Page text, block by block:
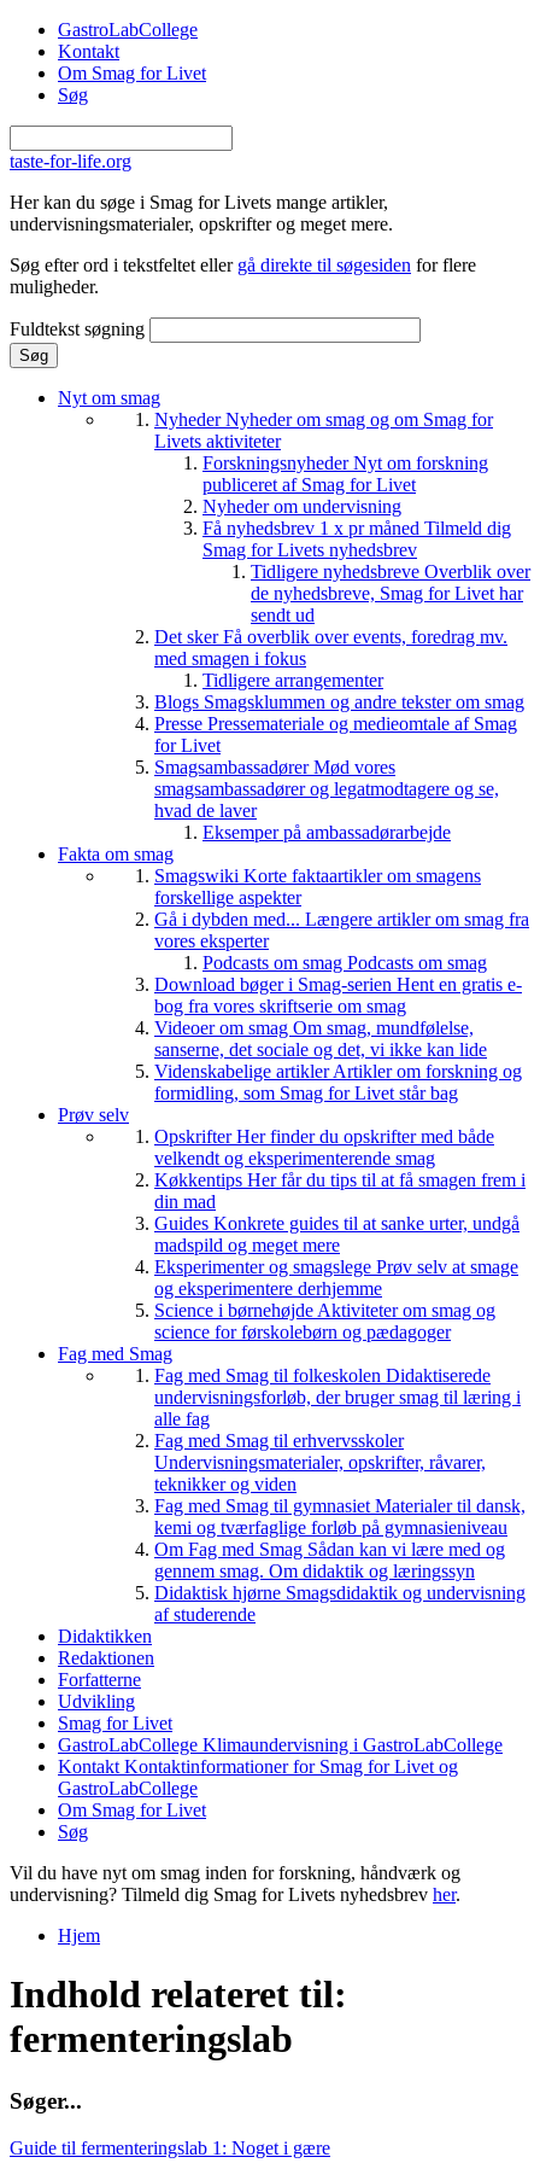
Gå til hovedindhold
GastroLabCollege
Kontakt
Om Smag for Livet
Søg
taste-for-life.org
Her kan du søge i Smag for Livets mange artikler,
undervisningsmaterialer, opskrifter og meget mere.
Søg efter ord i tekstfeltet eller gå direkte til søgesiden for flere
muligheder.
Fuldtekst søgning
Nyt om smag
NyhederNyheder om smag og om Smag for
Livets aktiviteter
ForskningsnyhederNyt om forskning
publiceret af Smag for Livet
Nyheder om undervisning
Få nyhedsbrev 1 x pr måned Tilmeld dig
Smag for Livets nyhedsbrev
Tidligere nyhedsbreve Overblik over
de nyhedsbreve, Smag for Livet har
sendt ud
Det skerFå overblik over events, foredrag mv.
med smagen i fokus
Tidligere arrangementer
Blogs Smagsklummen og andre tekster om smag
Presse Pressemateriale og medieomtale af Smag
for Livet
SmagsambassadørerMød vores
smagsambassadører og legatmodtagere og se,
hvad de laver
Eksemper på ambassadørarbejde
Fakta om smag
Smagswiki Korte faktaartikler om smagens
forskellige aspekter
Gå i dybden med... Længere artikler om smag fra
vores eksperter
Podcasts om smag Podcasts om smag
Download bøger i Smag-serien Hent en gratis e-
bog fra vores skriftserie om smag
Videoer om smag Om smag, mundfølelse,
sanserne, det sociale og det, vi ikke kan lide
Videnskabelige artiklerArtikler om forskning og
formidling, som Smag for Livet står bag
Prøv selv
OpskrifterHer finder du opskrifter med både
velkendt og eksperimenterende smag
Køkkentips Her får du tips til at få smagen frem i
din mad
Guides Konkrete guides til at sanke urter, undgå
madspild og meget mere
Eksperimenter og smagslege Prøv selv at smage
og eksperimentere derhjemme
Science i børnehøjde Aktiviteter om smag og
science for førskolebørn og pædagoger
Fag med Smag
Fag med Smag til folkeskolen Didaktiserede
undervisningsforløb, der bruger smag til læring i
alle fag
Fag med Smag til erhvervsskoler
Undervisningsmaterialer, opskrifter, råvarer,
teknikker og viden
Fag med Smag til gymnasiet Materialer til dansk,
kemi og tværfaglige forløb på gymnasieniveau
Om Fag med Smag Sådan kan vi lære med og
gennem smag. Om didaktik og læringssyn
Didaktisk hjørne Smagsdidaktik og undervisning
af studerende
Didaktikken
Redaktionen
Forfatterne
Udvikling
Smag for Livet
GastroLabCollege Klimaundervisning i GastroLabCollege
Kontakt Kontaktinformationer for Smag for Livet og
GastroLabCollege
Om Smag for Livet
Søg
Vil du have nyt om smag inden for forskning, håndværk og
undervisning? Tilmeld dig Smag for Livets nyhedsbrev her.
Hjem
Indhold relateret til:
fermenteringslab
Søger...
Guide til fermenteringslab 1: Noget i gære